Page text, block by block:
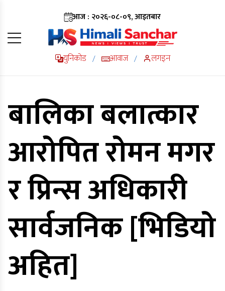
आज : २०२६-०८-०९, आइतबार
युनिकोड / आवाज / लगइन
बालिका बलात्कार
आरोपित रोमन मगर
र प्रिन्स अधिकारी
सार्वजनिक [भिडियो
अहित]